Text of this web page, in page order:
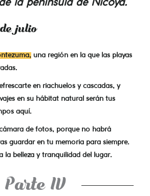
la península de Nicoya.
julio
una región en la que las playas
en riachuelos y cascadas, y
en su hábitat natural serán tus
aquí.
de fotos, porque no habrá
guardar en tu memoria para siempre.
la belleza y tranquilidad del lugar.
Parte IV